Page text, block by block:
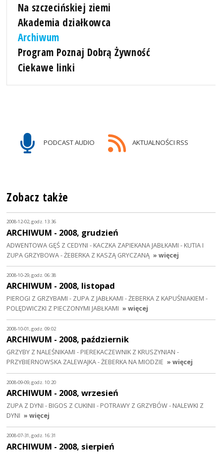
Na szczecińskiej ziemi
Akademia działkowca
Archiwum
Program Poznaj Dobrą Żywność
Ciekawe linki
PODCAST AUDIO AKTUALNOŚCI RSS
Zobacz także
2008-12-02, godz. 13:36
ARCHIWUM - 2008, grudzień
ADWENTOWA GĘŚ Z CEDYNI - KACZKA ZAPIEKANA JABŁKAMI - KUTIA I
ZUPA GRZYBOWA - ŻEBERKA Z KASZĄ GRYCZANĄ » więcej
2008-10-29, godz. 06:38
ARCHIWUM - 2008, listopad
PIEROGI Z GRZYBAMI - ZUPA Z JABŁKAMI - ŻEBERKA Z KAPUŚNIAKIEM -
POLĘDWICZKI Z PIECZONYMI JABŁKAMI » więcej
2008-10-01, godz. 09:02
ARCHIWUM - 2008, październik
GRZYBY Z NALEŚNIKAMI - PIEREKACZEWNIK Z KRUSZYNIAN -
PRZYBIERNOWSKA ZALEWAJKA - ŻEBERKA NA MIODZIE » więcej
2008-09-09, godz. 10:20
ARCHIWUM - 2008, wrzesień
ZUPA Z DYNI - BIGOS Z CUKINII - POTRAWY Z GRZYBÓW - NALEWKI Z
DYNI » więcej
2008-07-31, godz. 16:31
ARCHIWUM - 2008, sierpień